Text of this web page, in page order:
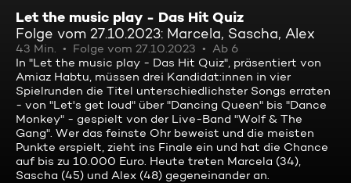
Let the music play - Das Hit Quiz
Folge vom 27.10.2023: Marcela, Sascha, Alex
43 Min. Folge vom 27.10.2023
Ab 6
In "Let the music play - Das Hit Quiz", präsentiert von
Amiaz Habtu, müssen drei Kandidat:innen in vier
Spielrunden die Titel unterschiedlichster Songs erraten
- von "Let's get loud" über "Dancing Queen" bis "Dance
Monkey" - gespielt von der Live-Band "Wolf & The
Gang". Wer das feinste Ohr beweist und die meisten
Punkte erspielt, zieht ins Finale ein und hat die Chance
auf bis zu 10.000 Euro. Heute treten Marcela (34),
Sascha (45) und Alex (48) gegeneinander an.